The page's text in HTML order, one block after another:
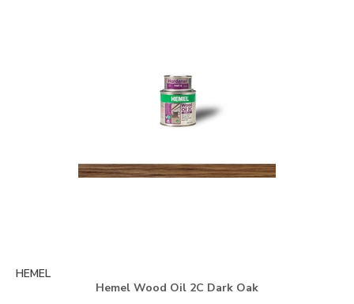
HEMEL
Hemel Wood Oil 2C Dark Oak